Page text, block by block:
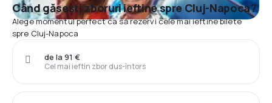
Când găsești zboruri ieftine spre Cluj-Napoca?
Alege momentul perfect ca să rezervi cele mai ieftine bilete
spre Cluj-Napoca
Cel mai ieftin zbor dus-întors
de la 91 €